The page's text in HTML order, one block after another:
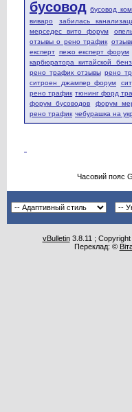
бусовод бусовод
виваро
забилась
мерседес вито форум
отзывы о рено трафик
експерт пежо експерт форум
карбюратора китайской
рено трафик отзывы рено
ситроен джампер форум
рено трафик тюнинг форд
форум бусоводов
форум
рено трафик чебурашка на
Часовий пояс
vBulletin3.8.11 ;
Переклад: ©